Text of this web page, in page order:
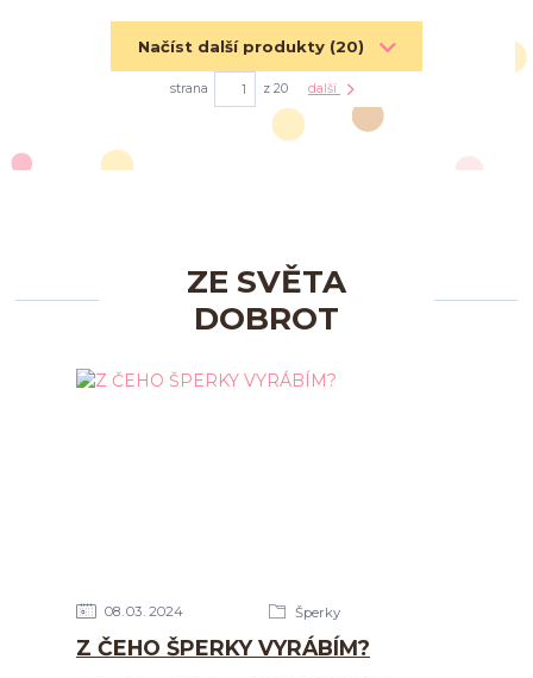
Načíst další produkty (20)
strana z 20 další
ZE SVĚTA
DOBROT
08 03 2024 Šperky
Z ČEHO ŠPERKY VYRÁBÍM?